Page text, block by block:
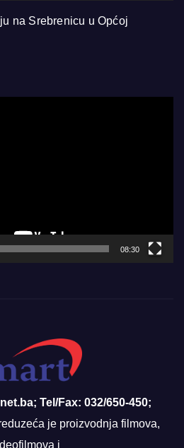
na Srebrenicu u Općoj
08:30
Tel/Fax: 032/650-450;
je proizvodnja filmova,
i